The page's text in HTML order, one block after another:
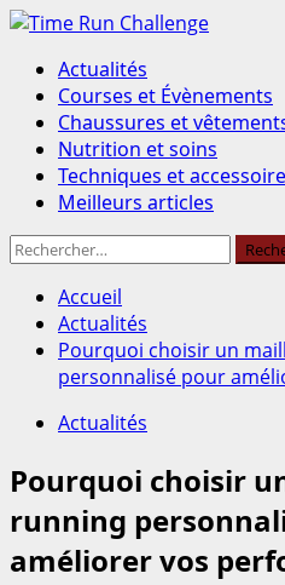
Aller
contenu
Menu
principal
Actualités
Courses et Évènements
Chaussures et
Nutrition et soins
Techniques et
Meilleurs articles
Rechercher :
Accueil
Actualités
Pourquoi choisir un
personnalisé pour
Actualités
Pourquoi choisir
running
améliorer vos